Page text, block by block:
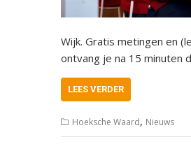
Wijk. Gratis metingen en
ontvang je na 15 minuten
LEES VERDER
Hoeksche Waard, Nieuws